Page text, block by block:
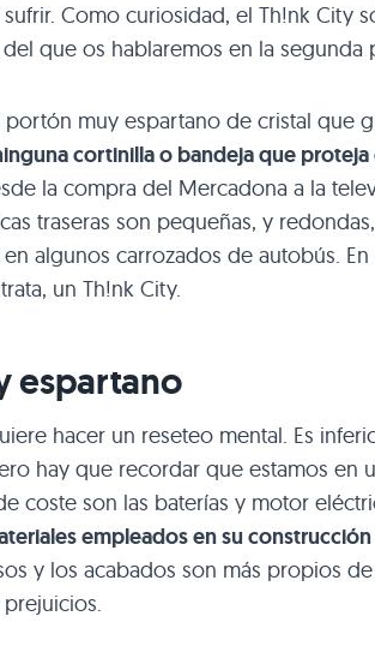
Como curiosidad, el Th!nk City
que os hablaremos en la segunda
muy espartano de cristal que
cortinilla o bandeja que
la compra del Mercadona a la
traseras son pequeñas, y
algunos carrozados de autobús. En
un Th!nk City.
espartano
hacer un reseteo mental. Es
hay que recordar que estamos en
coste son las baterías y motor
empleados en su
y los acabados son más propios